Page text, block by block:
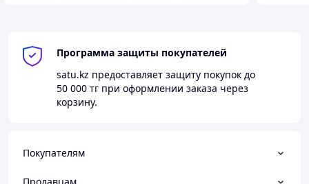
Программа защиты покупателей
satu.kz предоставляет защиту покупок до
50 000 тг при оформлении заказа через
корзину.
Покупателям